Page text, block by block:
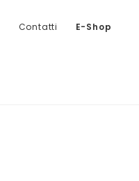
Contatti E-Shop